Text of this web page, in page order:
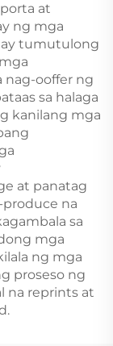
at
ng mga
tumutulong
nag-ooffer ng
sa halaga
kanilang mga
at panatag
na
sa
mga
ng mga
proseso ng
na reprints at